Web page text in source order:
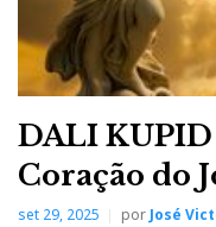
DALI
Coração do
set 29, 2025 porJosé